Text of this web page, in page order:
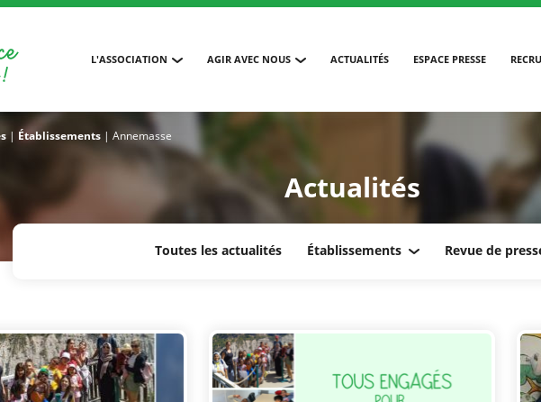
L'ASSOCIATION AGIR AVEC NOUS ACTUALITÉS ESPACE PRESSE
| Établissements | Annemasse
Actualités
Toutes les actualités Établissements Revue de